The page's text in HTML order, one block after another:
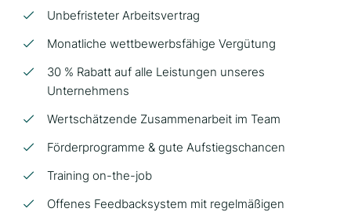
Unbefristeter Arbeitsvertrag
Monatliche wettbewerbsfähige Vergütung
30 % Rabatt auf alle Leistungen unseres
Unternehmens
Wertschätzende Zusammenarbeit im Team
Förderprogramme & gute Aufstiegschancen
Training on-the-job
Offenes Feedbacksystem mit regelmäßigen